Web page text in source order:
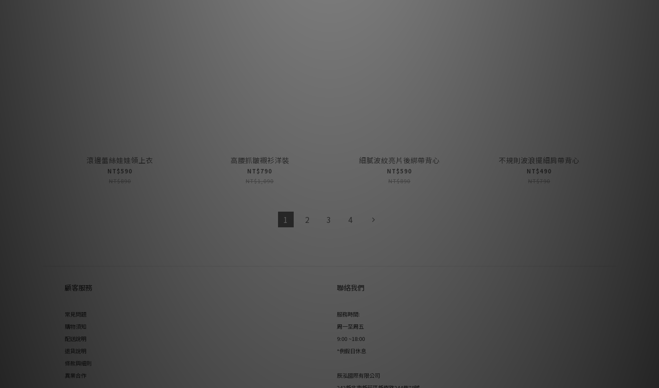
滾邊蕾絲娃娃領上衣
NT$590
NT$890
高腰抓皺襯衫洋裝
NT$790
NT$1,090
細膩波紋亮片後綁帶背心
NT$590
NT$890
不規則波浪擺細肩帶背心
NT$490
NT$790
1 2 3 4
顧客服務
常見問題
購物須知
配送說明
退貨說明
條款與細則
異業合作
聯絡我們
服務時間:
周一至周五
9:00 ~18:00
*例假日休息
辰泓國際有限公司